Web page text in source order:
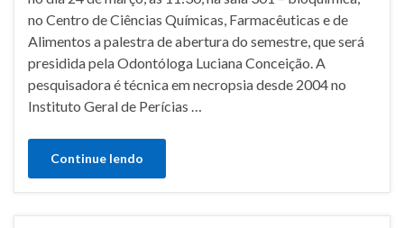
no Centro de Ciências Químicas, Farmacêuticas e de
Alimentos a palestra de abertura do semestre, que será
presidida pela Odontóloga Luciana Conceição. A
pesquisadora é técnica em necropsia desde 2004 no
Instituto Geral de Perícias …
Continue lendo